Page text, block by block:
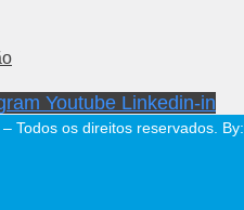
Youtube Linkedin-in
Todos os direitos reservados. By: